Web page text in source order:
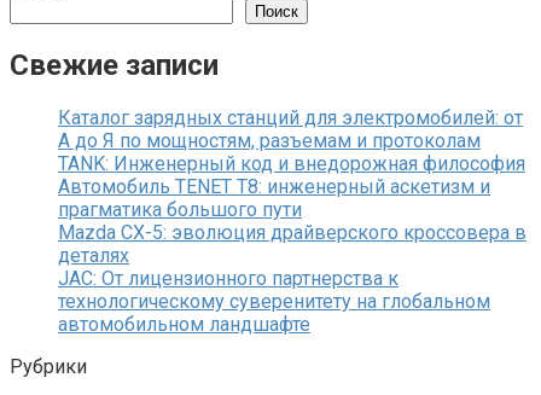
Поиск
Свежие записи
Каталог зарядных станций для электромобилей: от
А до Я по мощностям, разъемам и протоколам
TANK: Инженерный код и внедорожная философия
Автомобиль TENET T8: инженерный аскетизм и
прагматика большого пути
Mazda CX-5: эволюция драйверского кроссовера в
деталях
JAC: От лицензионного партнерства к
технологическому суверенитету на глобальном
автомобильном ландшафте
Рубрики